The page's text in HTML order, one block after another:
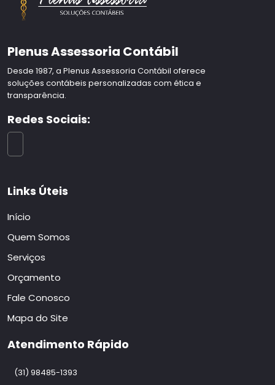
Plenus Assessoria Contábil
Desde 1987, a Plenus Assessoria Contábil oferece
soluções contábeis personalizadas com ética e
transparência.
Redes Sociais:
Links Úteis
Início
Quem Somos
Serviços
Orçamento
Fale Conosco
Mapa do Site
Atendimento Rápido
(31) 98485-1393